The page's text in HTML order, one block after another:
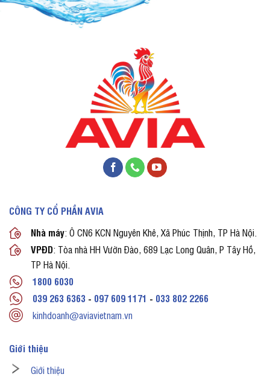
CÔNG TY CỔ PHẦN AVIA
Nhà máy: Ô CN6 KCN Nguyên Khê, Xã Phúc Thịnh, TP Hà Nội.
VPĐD: Tòa nhà HH Vườn Đào, 689 Lạc Long Quân, P Tây Hồ,
TP Hà Nội.
1800 6030
039 263 6363 - 097 609 1171 - 033 802 2266
kinhdoanh@aviavietnam.vn
Giới thiệu
Giới thiệu